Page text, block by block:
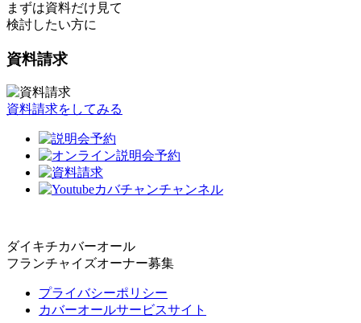
まずは資料だけ見て
検討したい方に
資料請求
資料請求をしてみる
ダイキチカバーオール
フランチャイズオーナー募集
プライバシーポリシー
カバーオールサービスサイト